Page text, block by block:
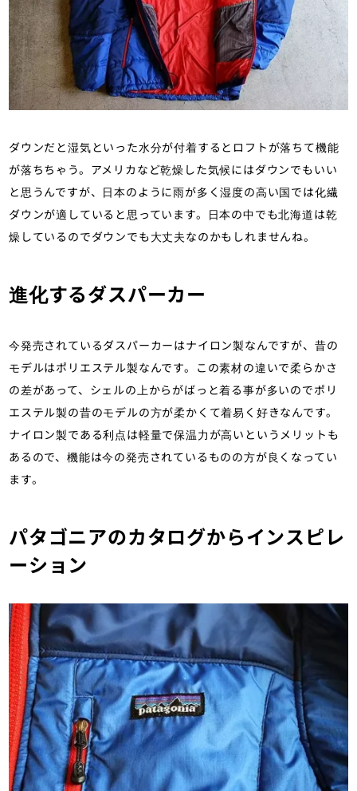
ダウンだと湿気といった水分が付着するとロフトが落ちて機能
が落ちちゃう。アメリカなど乾燥した気候にはダウンでもいい
と思うんですが、日本のように雨が多く湿度の高い国では化繊
ダウンが適していると思っています。日本の中でも北海道は乾
燥しているのでダウンでも大丈夫なのかもしれませんね。
進化するダスパーカー
今発売されているダスパーカーはナイロン製なんですが、昔の
モデルはポリエステル製なんです。この素材の違いで柔らかさ
の差があって、シェルの上からがばっと着る事が多いのでポリ
エステル製の昔のモデルの方が柔かくて着易く好きなんです。
ナイロン製である利点は軽量で保温力が高いというメリットも
あるので、機能は今の発売されているものの方が良くなってい
ます。
パタゴニアのカタログからインスピレ
ーション